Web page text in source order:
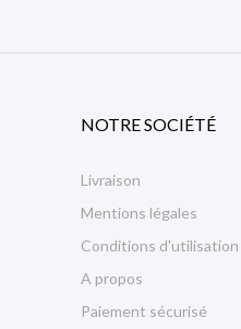
NOTRE SOCIÉTÉ
Livraison
Mentions légales
Conditions d'utilisation
A propos
Paiement sécurisé